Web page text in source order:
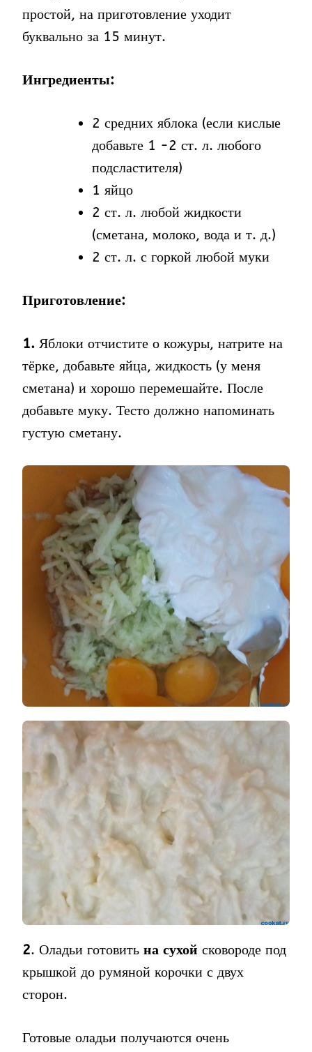
простой, на приготовление уходит
буквально за 15 минут.
Ингредиенты:
2 средних яблока (если кислые
добавьте 1 -2 ст. л. любого
подсластителя)
1 яйцо
2 ст. л. любой жидкости
(сметана, молоко, вода и т. д.)
2 ст. л. с горкой любой муки
Приготовление:
1. Яблоки отчистите о кожуры, натрите на
тёрке, добавьте яйца, жидкость (у меня
сметана) и хорошо перемешайте. После
добавьте муку. Тесто должно напоминать
густую сметану.
2. Оладьи готовить на сухой сковороде под
крышкой до румяной корочки с двух
сторон.
Готовые оладьи получаются очень